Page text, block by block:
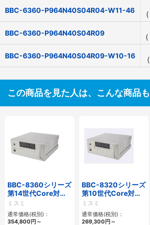
BBC-6360-P964N40S04R04-W11-46
(
BBC-6360-P964N40S04R09
(
BBC-6360-P964N40S04R09-W10-16
(
この商品を見た人は、こんな商品
BBC-8360シリーズ
第14世代Core対応
フロアマウント
2PCIe
ミスミ
通常価格(税別)：
354,800円～
BBC-8320シリーズ
第10世代Core対応
小型フロアマウント
FAPC 2PCI・2PCIe
ミスミ
通常価格(税別)：
269,300円～